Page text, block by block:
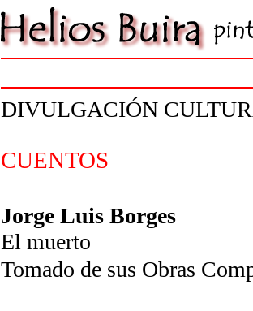
DIVULGACIÓN
CUENTOS
Jorge Luis Borges
El muerto
Tomado de sus Obras